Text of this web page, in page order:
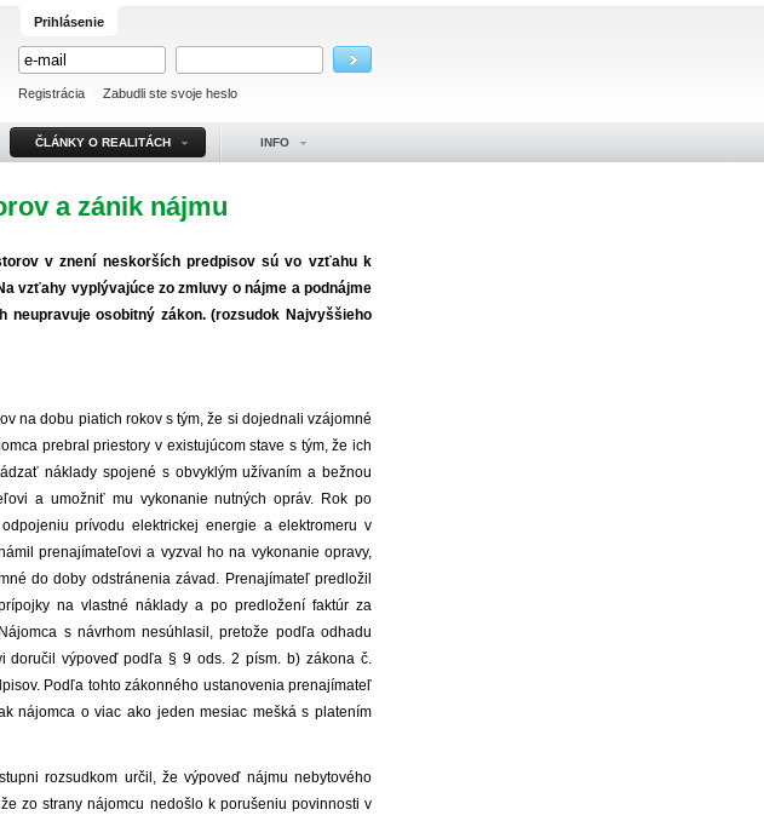
Prihlásenie
Registrácia Zabudli ste svoje heslo
ČLÁNKY O REALITÁCH INFO
a zánik nájmu
v znení neskorších predpisov sú vo vzťahu k
vzťahy vyplývajúce zo zmluvy o nájme a podnájme
osobitný zákon. (rozsudok Najvyššieho
na dobu piatich rokov s tým, že si dojednali vzájomné
prebral priestory v existujúcom stave s tým, že ich
náklady spojené s obvyklým užívaním a bežnou
a umožniť mu vykonanie nutných opráv. Rok po
prívodu elektrickej energie a elektromeru v
prenajímateľovi a vyzval ho na vykonanie opravy,
do doby odstránenia závad. Prenajímateľ predložil
na vlastné náklady a po predložení faktúr za
s návrhom nesúhlasil, pretože podľa odhadu
doručil výpoveď podľa § 9 ods. 2 písm. b) zákona č.
Podľa tohto zákonného ustanovenia prenajímateľ
nájomca o viac ako jeden mesiac mešká s platením
rozsudkom určil, že výpoveď nájmu nebytového
zo strany nájomcu nedošlo k porušeniu povinnosti v